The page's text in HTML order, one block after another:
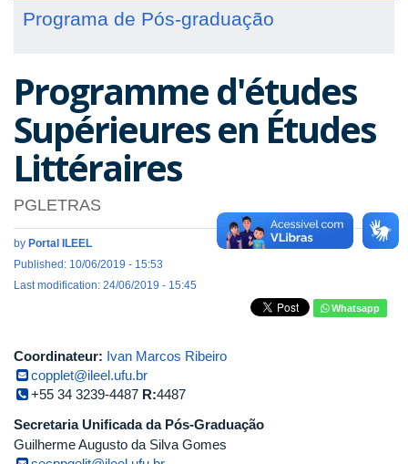
Programa de Pós-graduação
Programme d'études
Supérieures en Études
Littéraires
PGLETRAS
by Portal ILEEL
Published: 10/06/2019 - 15:53
Last modification: 24/06/2019 - 15:45
Whatsapp
Coordinateur: Ivan Marcos Ribeiro
copplet@ileel.ufu.br
+55 34 3239-4487 R:4487
Secretaria Unificada da Pós-Graduação
Guilherme Augusto da Silva Gomes